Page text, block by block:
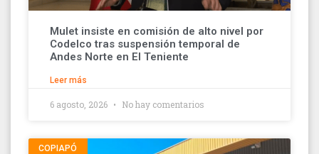
Mulet insiste en comisión de alto nivel por
Codelco tras suspensión temporal de
Andes Norte en El Teniente
Leer más
6 agosto, 2026 No hay comentarios
COPIAPÓ